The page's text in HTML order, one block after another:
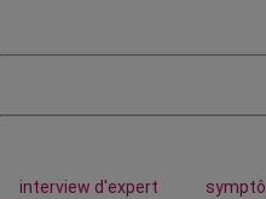
interview d'expert